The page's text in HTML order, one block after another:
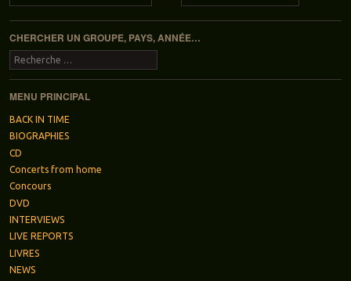
CHERCHER UN GROUPE, PAYS, ANNÉE…
Recherche
MENU PRINCIPAL
BACK IN TIME
BIOGRAPHIES
CD
Concerts from home
Concours
DVD
INTERVIEWS
LIVE REPORTS
LIVRES
NEWS